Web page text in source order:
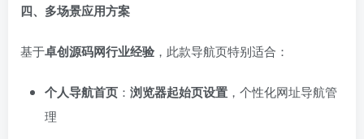
四、多场景应用方案
基于卓创源码网行业经验，此款导航页特别适合：
个人导航首页 ： 浏览器起始页设置 ，个性化网址导航管
理